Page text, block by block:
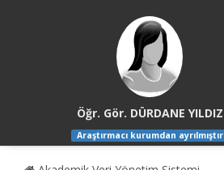
Öğr. Gör. DÜRDANE YILDIZ
Araştırmacı kurumdan ayrılmıştır